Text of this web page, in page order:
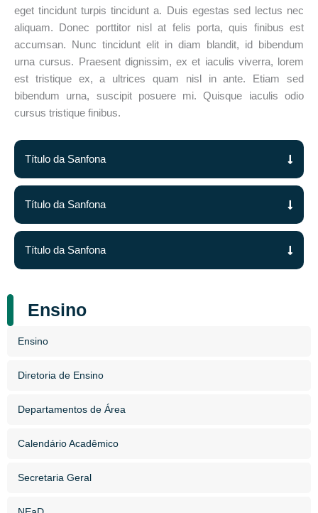
eget tincidunt turpis tincidunt a. Duis egestas sed lectus nec
aliquam. Donec porttitor nisl at felis porta, quis finibus est
accumsan. Nunc tincidunt elit in diam blandit, id bibendum
urna cursus. Praesent dignissim, ex et iaculis viverra, lorem
est tristique ex, a ultrices quam nisl in ante. Etiam sed
bibendum urna, suscipit posuere mi. Quisque iaculis odio
cursus tristique finibus.
Título da Sanfona
Título da Sanfona
Título da Sanfona
Ensino
Ensino
Diretoria de Ensino
Departamentos de Área
Calendário Acadêmico
Secretaria Geral